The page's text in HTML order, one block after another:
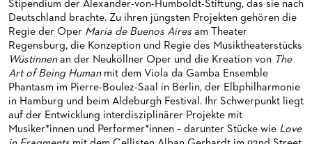
HAPPY NEW EARS
FÜHRUNGEN EXKLUSIV FÜR ABONNENT*INNEN
FRIEDMAN IN DER OPER
SNEAK IN
MUSEUMSUFERFEST 2026
BRÜCHE – DEMORKATIE IN ZEITEN IHRER REGRESSION
FÜR ERWACHSENE
FÜR KITAS UND SCHULEN
PRODUKTIONS­TEAMS
DIRIGENTEN / REPETITOREN
OPERNSTUDIO
THEATERLEITUNG
KÜNSTLERISCHER BETRIEB OPER
Stipendium der Alexander-von-Humboldt-Stiftung, das sie nach
Deutschland brachte. Zu ihren jüngsten Projekten gehören die
Regie der Oper Maria de Buenos Aires am Theater
Regensburg, die Konzeption und Regie des Musiktheaterstücks
Wüstinnenan der Neuköllner Oper und die Kreation von The
Art of Being Humanmit dem Viola da Gamba Ensemble
Phantasm im Pierre-Boulez-Saal in Berlin, der Elbphilharmonie
in Hamburg und beim Aldeburgh Festival. Ihr Schwerpunkt liegt
auf der Entwicklung interdisziplinärer Projekte mit
Musiker*innen und Performer*innen – darunter Stücke wie Love